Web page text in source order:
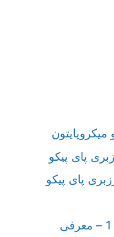
آموزش هولتک HOLTEK جلسه 1 – معرفی